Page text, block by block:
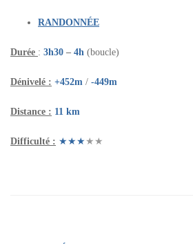
RANDONNÉE
Durée : 3h30 – 4h (boucle)
Dénivelé : +452m / -449m
Distance : 11 km
Difficulté : ★★★ ★★